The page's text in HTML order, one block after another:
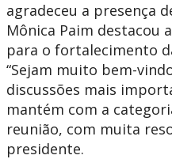
agradeceu a presença
Mônica Paim destacou
para o fortalecimento
“Sejam muito bem-
discussões mais
mantém com a
reunião, com muita
presidente.